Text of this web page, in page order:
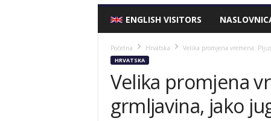
ENGLISH VISITORS
Početna Hrvatska Velika promjena vremena:
HRVATSKA
Velika promjena
grmljavina, jako